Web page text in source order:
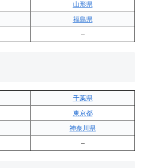
山形県
福島県
–
千葉県
東京都
神奈川県
–